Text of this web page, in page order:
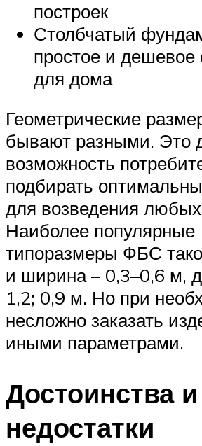
построек
Столбчатый
простое и дешевое
для дома
Геометрические
бывают разными. Это
возможность
подбирать
для возведения
Наиболее популярные
типоразмеры ФБС
и ширина – 0,3–0,6 м,
1,2; 0,9 м. Но при
несложно заказать
иными параметрами.
Достоинства и
недостатки